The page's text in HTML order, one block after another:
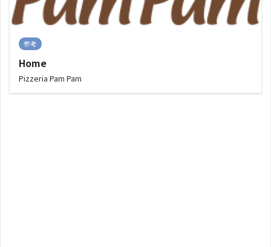
参考
Home
Pizzeria Pam Pam